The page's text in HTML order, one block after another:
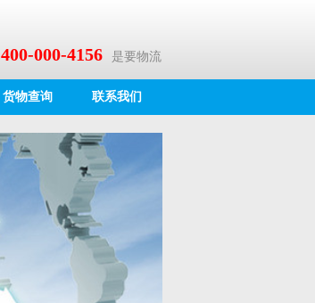
400-000-4156 是要物流
货物查询 联系我们